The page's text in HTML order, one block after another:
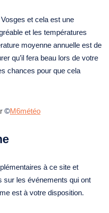
et cela est une
et les températures
moyenne annuelle est de
qu’il fera beau lors de votre
chances pour que cela
©M6météo
à ce site et
sur les événements qui ont
est à votre disposition.